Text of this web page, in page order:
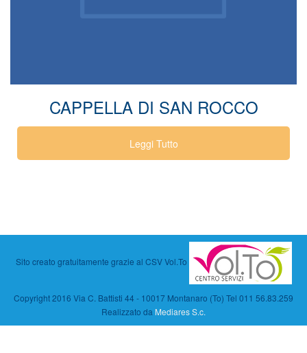
CAPPELLA DI SAN ROCCO
Leggi Tutto
Sito creato gratuitamente grazie al CSV Vol.To
Copyright 2016 Via C. Battisti 44 - 10017 Montanaro (To) Tel 011 56.83.259
Realizzato da Mediares S.c.